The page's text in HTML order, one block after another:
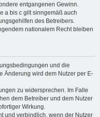
entgangenen Gewinn.
a bis c gilt sinngemäß auch
des Betreibers.
nationalem Recht bleiben
und die
Änderung wird dem Nutzer per E-
zu widersprechen. Im Falle
dem Betreiber und dem Nutzer
Wirkung.
und verbindlich, wenn der Nutzer